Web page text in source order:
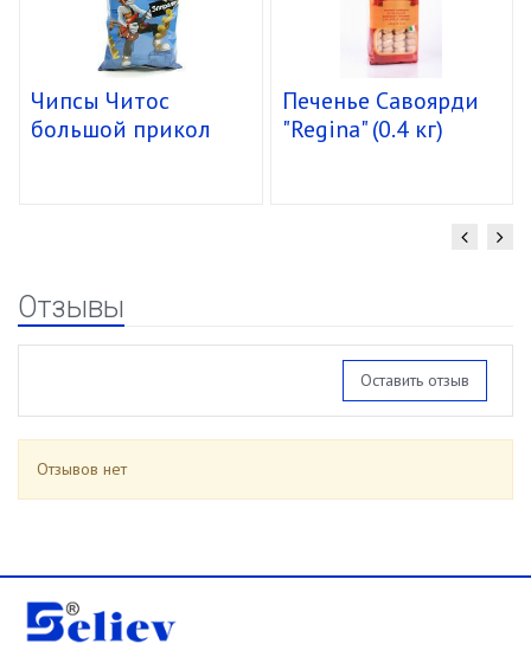
Чипсы Читос
большой прикол
Печенье Савоярди
"Regina" (0.4 кг)
Отзывы
Оставить отзыв
Отзывов нет